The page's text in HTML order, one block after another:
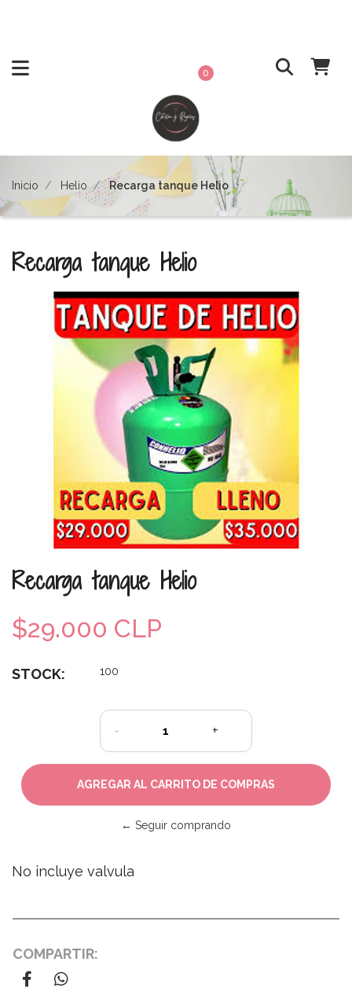
0
Inicio Helio Recarga tanque Helio
Recarga tanque Helio
Recarga tanque Helio
$29.000 CLP
STOCK: 100
- +
← Seguir comprando
No incluye valvula
COMPARTIR: